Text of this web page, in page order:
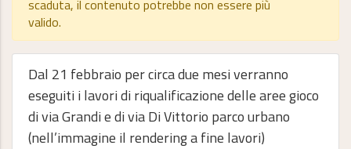
scaduta, il contenuto potrebbe non essere più
valido.
Dal 21 febbraio per circa due mesi verranno
eseguiti i lavori di riqualificazione delle aree gioco
di via Grandi e di via Di Vittorio parco urbano
(nell’immagine il rendering a fine lavori)